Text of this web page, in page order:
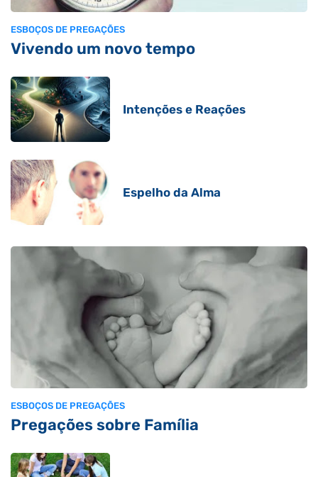
ESBOÇOS DE PREGAÇÕES
Vivendo um novo tempo
Intenções e Reações
Espelho da Alma
ESBOÇOS DE PREGAÇÕES
Pregações sobre Família